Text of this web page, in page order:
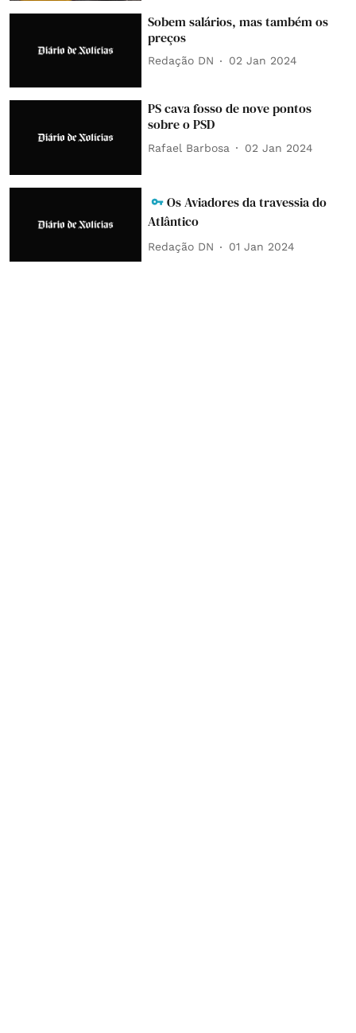
Sobem salários, mas também os
preços
Redação DN 02 Jan 2024
PS cava fosso de nove pontos
sobre o PSD
Rafael Barbosa 02 Jan 2024
Os Aviadores da travessia do
Atlântico
Redação DN 01 Jan 2024